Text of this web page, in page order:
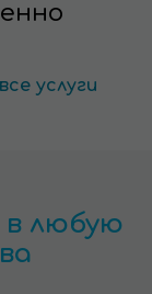
услуги
любую